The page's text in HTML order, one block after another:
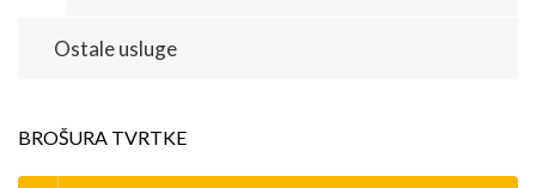
Ostale usluge
BROŠURA TVRTKE